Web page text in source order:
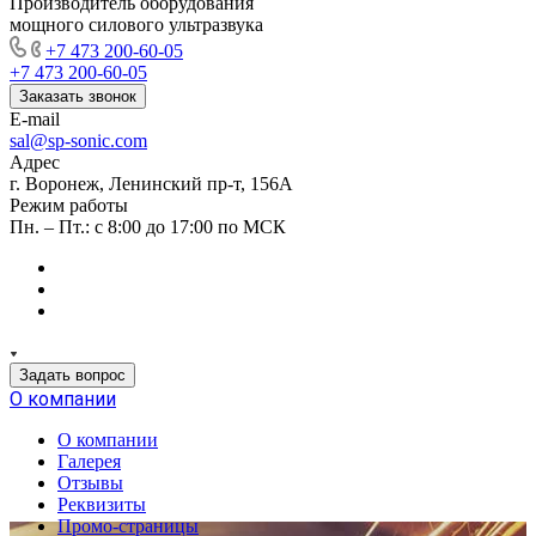
мощного силового ультразвука
+7 473 200-60-05
+7 473 200-60-05
Заказать звонок
E-mail
sal@sp-sonic.com
Адрес
г. Воронеж, Ленинский пр-т, 156А
Режим работы
Пн. – Пт.: с 8:00 до 17:00 по МСК
Задать вопрос
О компании
О компании
Галерея
Отзывы
Реквизиты
Промо-страницы